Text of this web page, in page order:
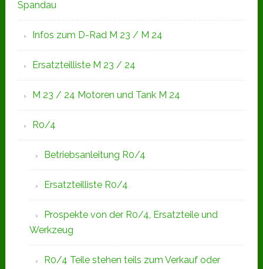
Spandau
Infos zum D-Rad M 23 / M 24
Ersatzteilliste M 23 / 24
M 23 / 24 Motoren und Tank M 24
R0/4
Betriebsanleitung R0/4
Ersatzteilliste R0/4
Prospekte von der R0/4, Ersatzteile und
Werkzeug
R0/4 Teile stehen teils zum Verkauf oder